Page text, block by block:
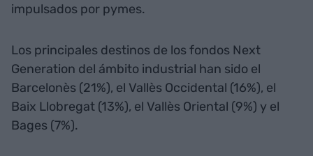
impulsados por pymes.
Los principales destinos de los fondos Next
Generation del ámbito industrial han sido el
Barcelonès (21%), el Vallès Occidental (16%), el
Baix Llobregat (13%), el Vallès Oriental (9%) y el
Bages (7%).